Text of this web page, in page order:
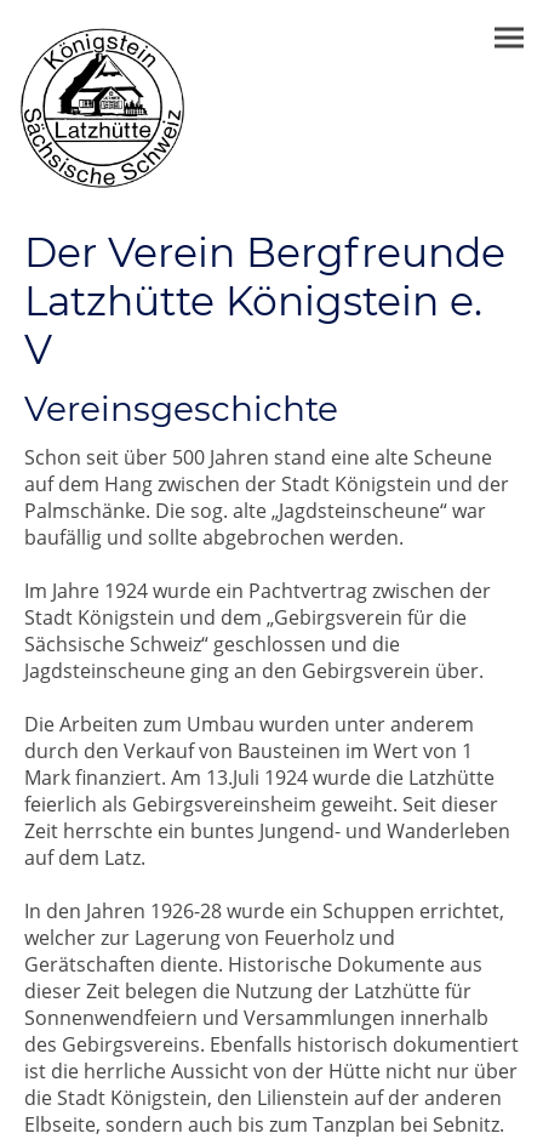
Der Verein Bergfreunde
Latzhütte Königstein e.
V
Vereinsgeschichte
Schon seit über 500 Jahren stand eine alte Scheune
auf dem Hang zwischen der Stadt Königstein und der
Palmschänke. Die sog. alte „Jagdsteinscheune“ war
baufällig und sollte abgebrochen werden.
Im Jahre 1924 wurde ein Pachtvertrag zwischen der
Stadt Königstein und dem „Gebirgsverein für die
Sächsische Schweiz“ geschlossen und die
Jagdsteinscheune ging an den Gebirgsverein über.
Die Arbeiten zum Umbau wurden unter anderem
durch den Verkauf von Bausteinen im Wert von 1
Mark finanziert. Am 13.Juli 1924 wurde die Latzhütte
feierlich als Gebirgsvereinsheim geweiht. Seit dieser
Zeit herrschte ein buntes Jungend- und Wanderleben
auf dem Latz.
In den Jahren 1926-28 wurde ein Schuppen errichtet,
welcher zur Lagerung von Feuerholz und
Gerätschaften diente. Historische Dokumente aus
dieser Zeit belegen die Nutzung der Latzhütte für
Sonnenwendfeiern und Versammlungen innerhalb
des Gebirgsvereins. Ebenfalls historisch dokumentiert
ist die herrliche Aussicht von der Hütte nicht nur über
die Stadt Königstein, den Lilienstein auf der anderen
Elbseite, sondern auch bis zum Tanzplan bei Sebnitz.